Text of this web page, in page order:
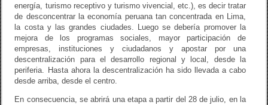
energía, turismo receptivo y turismo vivencial, etc.), es decir tratar
de desconcentrar la economía peruana tan concentrada en Lima,
la costa y las grandes ciudades. Luego se debería promover la
mejora de los programas sociales, mayor participación de
empresas, instituciones y ciudadanos y apostar por una
descentralización para el desarrollo regional y local, desde la
periferia. Hasta ahora la descentralización ha sido llevada a cabo
desde arriba, desde el centro.
En consecuencia, se abrirá una etapa a partir del 28 de julio, en la